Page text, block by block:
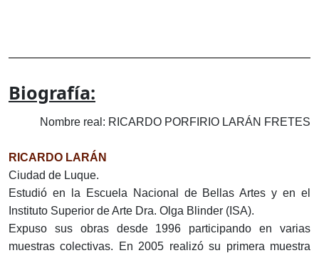
Biografía:
Nombre real: RICARDO PORFIRIO LARÁN FRETES
RICARDO LARÁN
Ciudad de Luque.
Estudió en la Escuela Nacional de Bellas Artes y en el
Instituto Superior de Arte Dra. Olga Blinder (ISA).
Expuso sus obras desde 1996 participando en varias
muestras colectivas. En 2005 realizó su primera muestra